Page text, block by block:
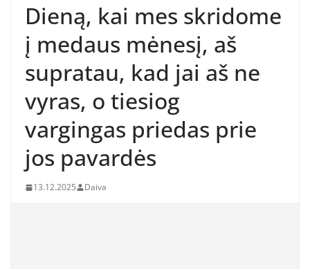
Dieną, kai mes skridome
į medaus mėnesį, aš
supratau, kad jai aš ne
vyras, o tiesiog
vargingas priedas prie
jos pavardės
13.12.2025 Daiva